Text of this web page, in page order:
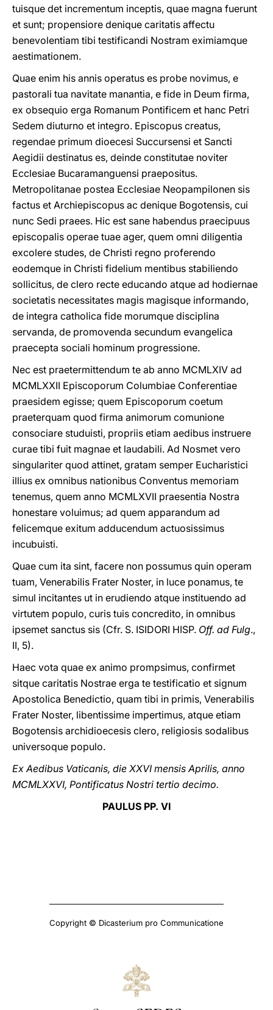
tuisque det incrementum inceptis, quae magna fuerunt
et sunt; propensiore denique caritatis affectu
benevolentiam tibi testificandi Nostram eximiamque
aestimationem.
Quae enim his annis operatus es probe novimus, e
pastorali tua navitate manantia, e fide in Deum firma,
ex obsequio erga Romanum Pontificem et hanc Petri
Sedem diuturno et integro. Episcopus creatus,
regendae primum dioecesi Succursensi et Sancti
Aegidii destinatus es, deinde constitutae noviter
Ecclesiae Bucaramanguensi praepositus.
Metropolitanae postea Ecclesiae Neopampilonen sis
factus et Archiepiscopus ac denique Bogotensis, cui
nunc Sedi praees. Hic est sane habendus praecipuus
episcopalis operae tuae ager, quem omni diligentia
excolere studes, de Christi regno proferendo
eodemque in Christi fidelium mentibus stabiliendo
sollicitus, de clero recte educando atque ad hodiernae
societatis necessitates magis magisque informando,
de integra catholica fide morumque disciplina
servanda, de promovenda secundum evangelica
praecepta sociali hominum progressione.
Nec est praetermittendum te ab anno MCMLXIV ad
MCMLXXII Episcoporum Columbiae Conferentiae
praesidem egisse; quem Episcoporum coetum
praeterquam quod firma animorum comunione
consociare studuisti, propriis etiam aedibus instruere
curae tibi fuit magnae et laudabili. Ad Nosmet vero
singulariter quod attinet, gratam semper Eucharistici
illius ex omnibus nationibus Conventus memoriam
tenemus, quem anno MCMLXVII praesentia Nostra
honestare voluimus; ad quem apparandum ad
felicemque exitum adducendum actuosissimus
incubuisti.
Quae cum ita sint, facere non possumus quin operam
tuam, Venerabilis Frater Noster, in luce ponamus, te
simul incitantes ut in erudiendo atque instituendo ad
virtutem populo, curis tuis concredito, in omnibus
ipsemet sanctus sis (Cfr. S. ISIDORI HISP. Off. ad Fulg.,
II, 5).
Haec vota quae ex animo prompsimus, confirmet
sitque caritatis Nostrae erga te testificatio et signum
Apostolica Benedictio, quam tibi in primis, Venerabilis
Frater Noster, libentissime impertimus, atque etiam
Bogotensis archidioecesis clero, religiosis sodalibus
universoque populo.
Ex Aedibus Vaticanis, die XXVI mensis Aprilis, anno
MCMLXXVI, Pontificatus Nostri tertio decimo.
PAULUS PP. VI
Copyright © Dicasterium pro Communicatione